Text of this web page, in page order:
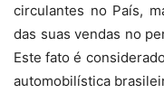
circulantes no País,
das suas vendas no
Este fato é
automobilística